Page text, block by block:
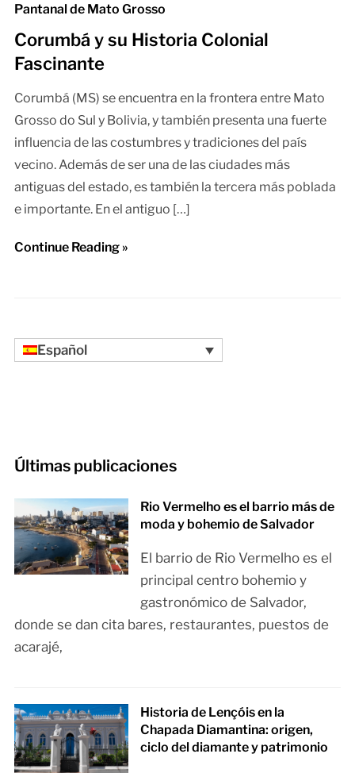
Pantanal de Mato Grosso
Corumbá y su Historia Colonial
Fascinante
Corumbá (MS) se encuentra en la frontera entre Mato
Grosso do Sul y Bolivia, y también presenta una fuerte
influencia de las costumbres y tradiciones del país
vecino. Además de ser una de las ciudades más
antiguas del estado, es también la tercera más poblada
e importante. En el antiguo […]
Continue Reading »
Español
Últimas publicaciones
Rio Vermelho es el barrio más de
moda y bohemio de Salvador
El barrio de Rio Vermelho es el
principal centro bohemio y
gastronómico de Salvador,
donde se dan cita bares, restaurantes, puestos de
acarajé,
Historia de Lençóis en la
Chapada Diamantina: origen,
ciclo del diamante y patrimonio